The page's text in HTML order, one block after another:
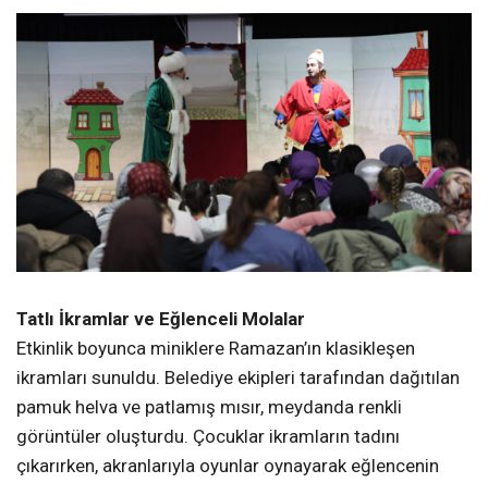
Tatlı İkramlar ve Eğlenceli Molalar
Etkinlik boyunca miniklere Ramazan’ın klasikleşen
ikramları sunuldu. Belediye ekipleri tarafından dağıtılan
pamuk helva ve patlamış mısır, meydanda renkli
görüntüler oluşturdu. Çocuklar ikramların tadını
çıkarırken, akranlarıyla oyunlar oynayarak eğlencenin